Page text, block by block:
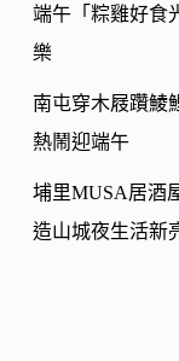
端午「粽雞好食
樂
南屯穿木屐躦鯪
熱鬧迎端午
埔里MUSA居酒
造山城夜生活新